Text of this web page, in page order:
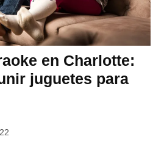
en Charlotte:
juguetes para